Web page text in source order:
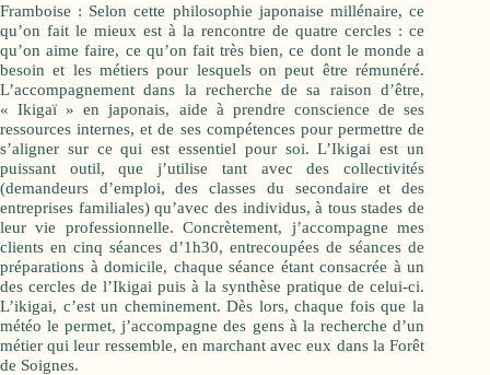
Framboise : Selon cette philosophie japonaise millénaire, ce
qu’on fait le mieux est à la rencontre de quatre cercles : ce
qu’on aime faire, ce qu’on fait très bien, ce dont le monde a
besoin et les métiers pour lesquels on peut être rémunéré.
L’accompagnement dans la recherche de sa raison d’être,
« Ikigaï » en japonais, aide à prendre conscience de ses
ressources internes, et de ses compétences pour permettre de
s’aligner sur ce qui est essentiel pour soi. L’Ikigai est un
puissant outil, que j’utilise tant avec des collectivités
(demandeurs d’emploi, des classes du secondaire et des
entreprises familiales) qu’avec des individus, à tous stades de
leur vie professionnelle. Concrètement, j’accompagne mes
clients en cinq séances d’1h30, entrecoupées de séances de
préparations à domicile, chaque séance étant consacrée à un
des cercles de l’Ikigai puis à la synthèse pratique de celui-ci.
L’ikigai, c’est un cheminement. Dès lors, chaque fois que la
météo le permet, j’accompagne des gens à la recherche d’un
métier qui leur ressemble, en marchant avec eux dans la Forêt
de Soignes.